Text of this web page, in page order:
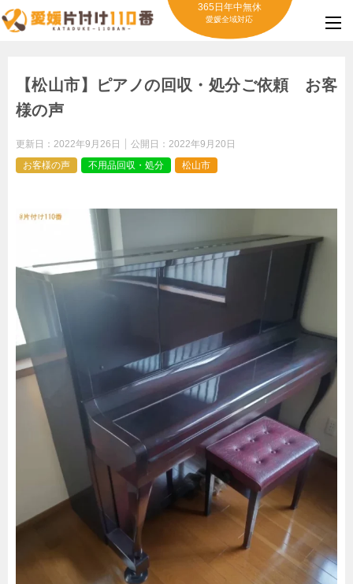
365日年中無休
愛媛全域対応
【松山市】ピアノの回収・処分ご依頼 お客
様の声
更新日： 2022年9月26日 公開日： 2022年9月20日
お客様の声
不用品回収・処分 松山市